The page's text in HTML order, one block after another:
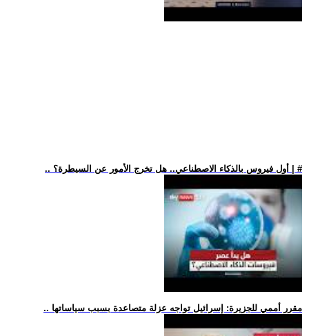
.. أول فيروس بالذكاء الاصطناعي.. هل تخرج الأمور عن السيطرة؟ | #
.. مقرر أممي للجزيرة: إسرائيل تواجه عزلة متصاعدة بسبب سياساتها